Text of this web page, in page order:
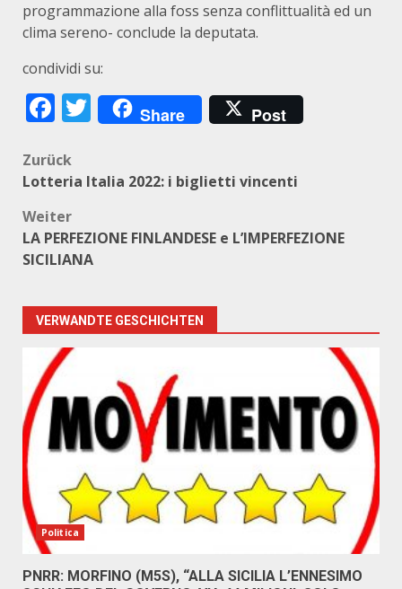
programmazione alla foss senza conflittualità ed un
clima sereno- conclude la deputata.
condividi su:
Facebook
Twitter
Share Post
Beitragsnavigation
Zurück
Lotteria Italia 2022: i biglietti vincenti
Weiter
LA PERFEZIONE FINLANDESE e L’IMPERFEZIONE
SICILIANA
VERWANDTE GESCHICHTEN
Politica
PNRR: MORFINO (M5S), “ALLA SICILIA L’ENNESIMO